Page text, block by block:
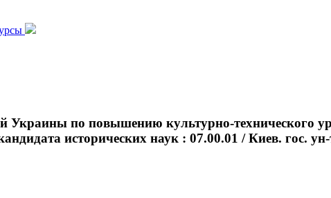
по повышению культурно-технического
исторических наук : 07.00.01 / Киев. гос.